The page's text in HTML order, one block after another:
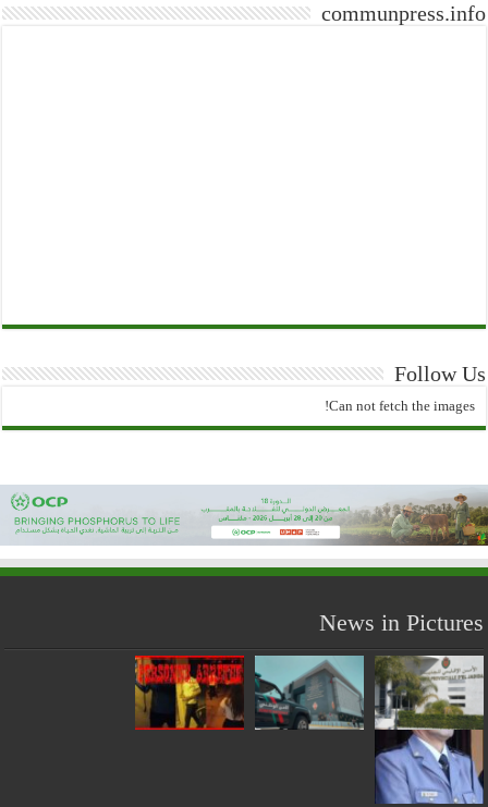
communpress.info
Follow Us
Can not fetch the images!
News in Pictures